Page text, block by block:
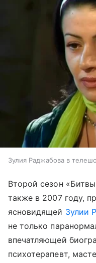
Зулия Раджабова в
Второй сезон
также в 2007 году,
ясновидящей Зулии
не только
впечатляющей
психотерапевт,